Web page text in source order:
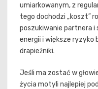
umiarkowanym, z
tego dochodzi „koszt”
poszukiwanie partnera i
energii i większe ryzyko
drapieżniki.
Jeśli ma zostać w
życia motyli najlepiej